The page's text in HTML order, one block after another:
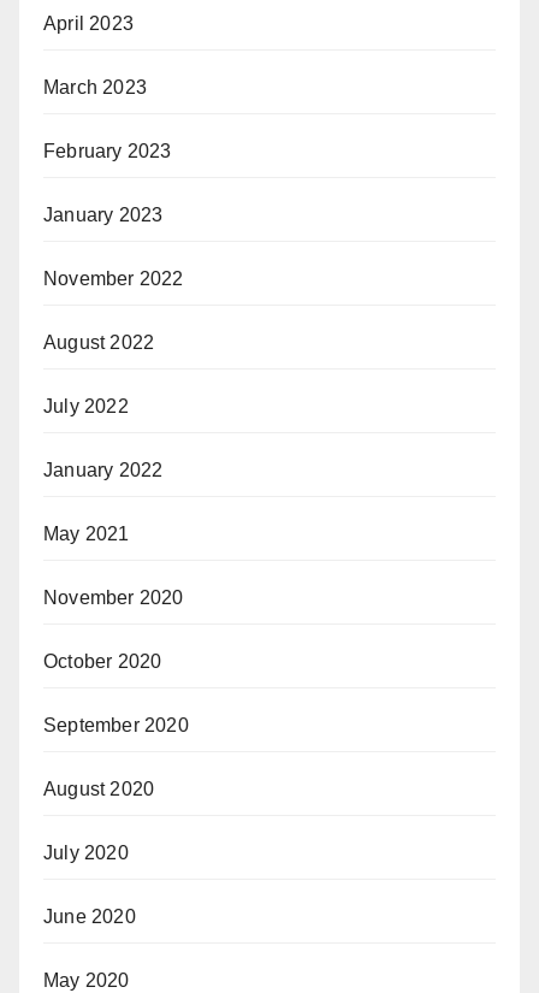
April 2023
March 2023
February 2023
January 2023
November 2022
August 2022
July 2022
January 2022
May 2021
November 2020
October 2020
September 2020
August 2020
July 2020
June 2020
May 2020